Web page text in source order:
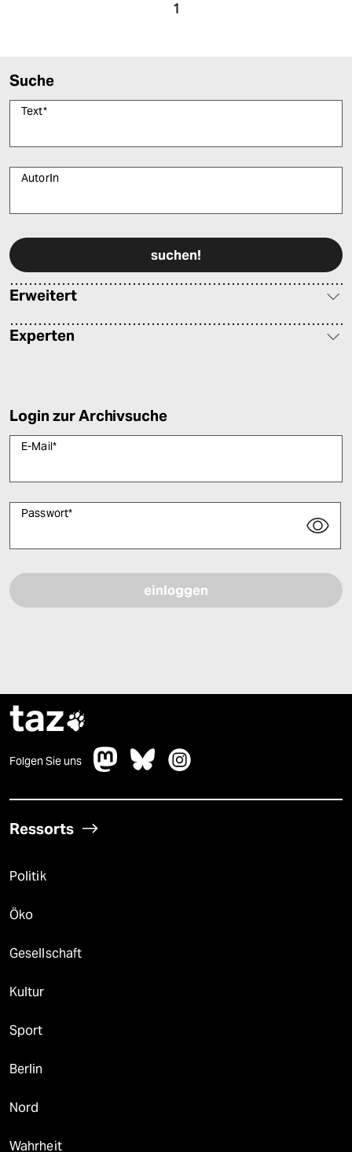
1
Suche
Text*
AutorIn
Erweitert
Experten
Login zur Archivsuche
E-Mail*
Passwort*
taz
Folgen Sie uns
Ressorts
Politik
Öko
Gesellschaft
Kultur
Sport
Berlin
Nord
Wahrheit